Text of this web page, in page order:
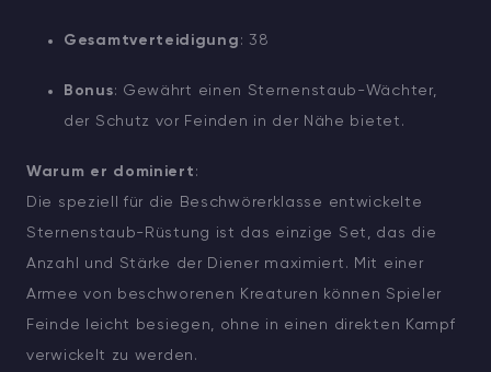
Gesamtverteidigung : 38
Bonus: Gewährt einen Sternenstaub-Wächter,
der Schutz vor Feinden in der Nähe bietet.
Warum er dominiert :
Die speziell für die Beschwörerklasse entwickelte
Sternenstaub-Rüstung ist das einzige Set, das die
Anzahl und Stärke der Diener maximiert. Mit einer
Armee von beschworenen Kreaturen können Spieler
Feinde leicht besiegen, ohne in einen direkten Kampf
verwickelt zu werden.